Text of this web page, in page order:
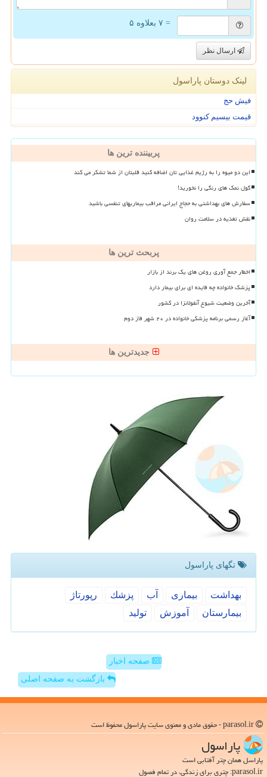
= ۷ بعلاوه ۵
ارسال نظر
لینک دوستان پاراسول
فیش حج
قیمت بیسیم کنوود
پربیننده ترین ها
این دو میوه را به رژیم غذایی تان اضافه کنید قلبتان از شما تشکر می کند
گول نمک های رنگی را نخورید!
سفارش های بهداشتی به حجاج ایرانی مراقب بیماریهای تنفسی باشید
نقش تغذیه در سلامت روان
پربحث ترین ها
اخطار جمع آوری روغن های یک برند از بازار
پزشک خانواده چه فایده ای برای بیمار دارد
آخرین وضعیت شیوع آنفولانزا در کشور
آغاز رسمی برنامه پزشکی خانواده در ۲۰ شهر فاز دوم
جدیدترین ها
تگهای پاراسول
بهداشت بیماری آب پزشك
رپورتاژ
بیمارستان
آموزش تولید
صفحه اخبار
بازگشت به صفحه اصلی
پاراسول
پاراسل همان چتر آفتابی است
parasol.ir: چتری برای زندگی، در تمام فصول